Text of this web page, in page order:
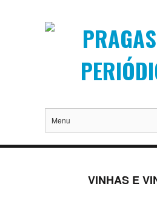
Menu
VINHAS E